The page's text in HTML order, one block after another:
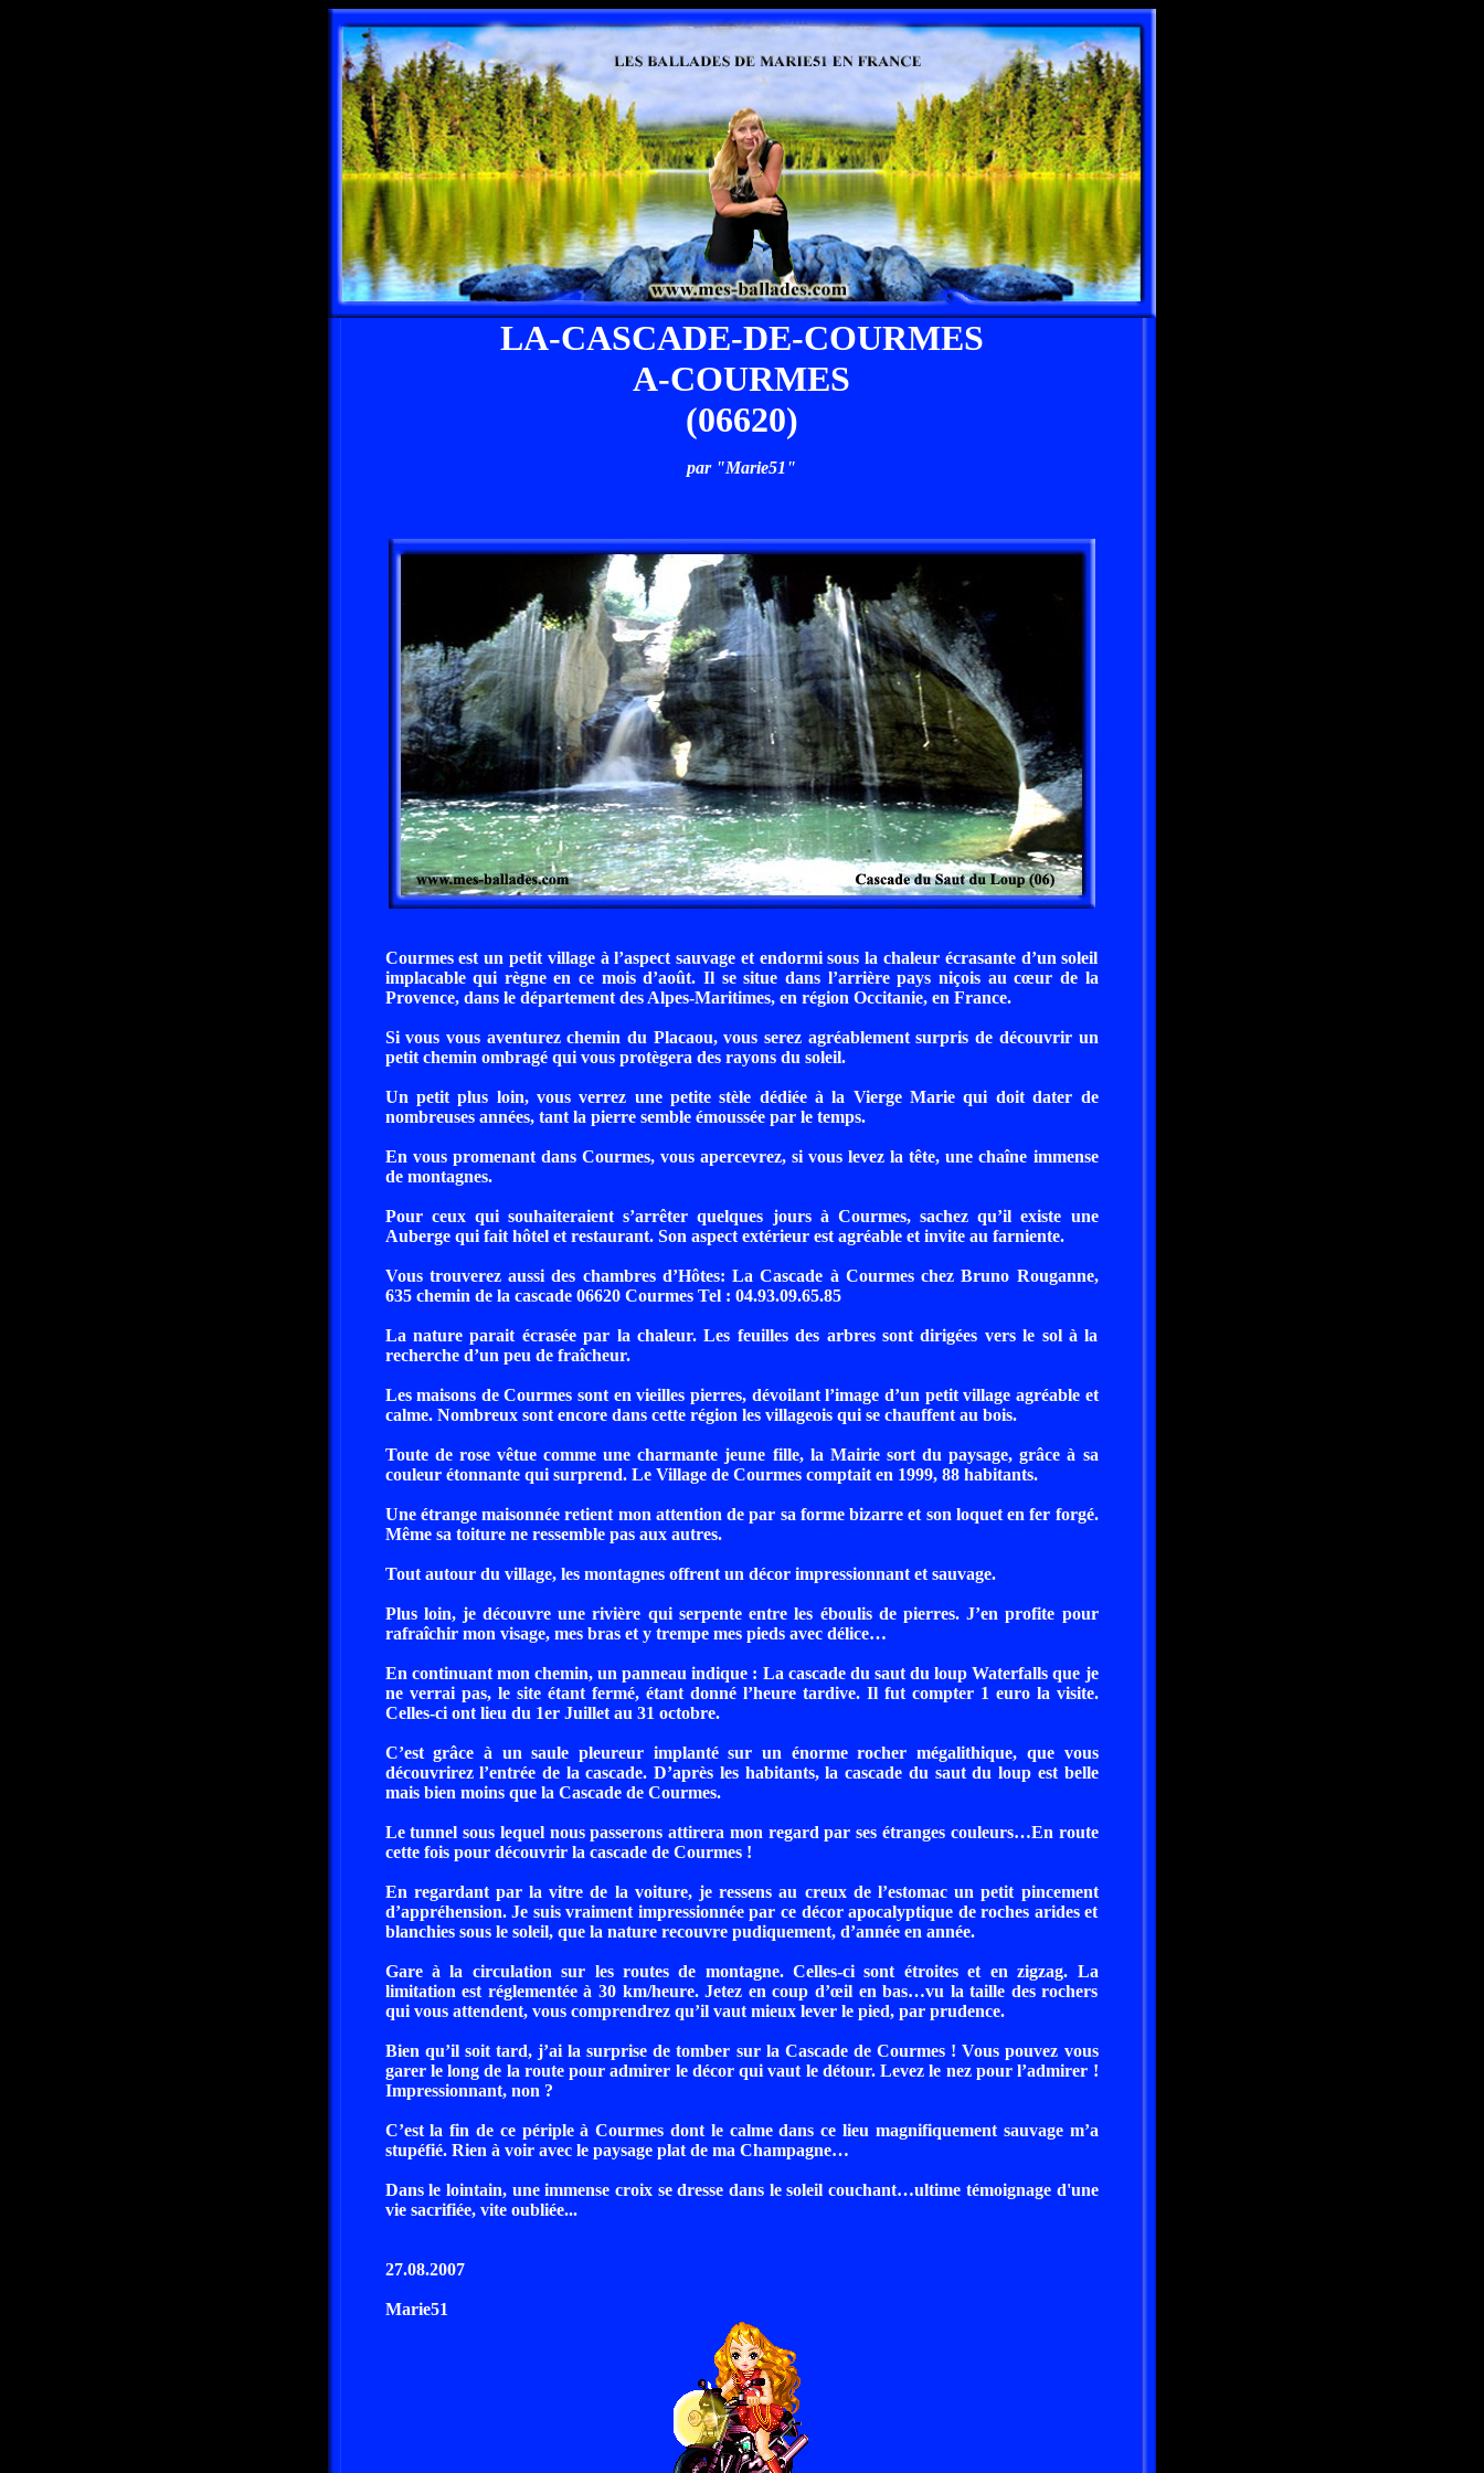
LA-CASCADE-DE-COURMES
A-COURMES
(06620)
par "Marie51"
Courmes est un petit village à l’aspect sauvage et endormi sous la chaleur écrasante d’un soleil
implacable qui règne en ce mois d’août. Il se situe dans l’arrière pays niçois au cœur de la
Provence, dans le département des Alpes-Maritimes, en région Occitanie, en France.
Si vous vous aventurez chemin du Placaou, vous serez agréablement surpris de découvrir un
petit chemin ombragé qui vous protègera des rayons du soleil.
Un petit plus loin, vous verrez une petite stèle dédiée à la Vierge Marie qui doit dater de
nombreuses années, tant la pierre semble émoussée par le temps.
En vous promenant dans Courmes, vous apercevrez, si vous levez la tête, une chaîne immense
de montagnes.
Pour ceux qui souhaiteraient s’arrêter quelques jours à Courmes, sachez qu’il existe une
Auberge qui fait hôtel et restaurant. Son aspect extérieur est agréable et invite au farniente.
Vous trouverez aussi des chambres d’Hôtes: La Cascade à Courmes chez Bruno Rouganne,
635 chemin de la cascade 06620 Courmes Tel : 04.93.09.65.85
La nature parait écrasée par la chaleur. Les feuilles des arbres sont dirigées vers le sol à la
recherche d’un peu de fraîcheur.
Les maisons de Courmes sont en vieilles pierres, dévoilant l’image d’un petit village agréable et
calme. Nombreux sont encore dans cette région les villageois qui se chauffent au bois.
Toute de rose vêtue comme une charmante jeune fille, la Mairie sort du paysage, grâce à sa
couleur étonnante qui surprend. Le Village de Courmes comptait en 1999, 88 habitants.
Une étrange maisonnée retient mon attention de par sa forme bizarre et son loquet en fer forgé.
Même sa toiture ne ressemble pas aux autres.
Tout autour du village, les montagnes offrent un décor impressionnant et sauvage.
Plus loin, je découvre une rivière qui serpente entre les éboulis de pierres. J’en profite pour
rafraîchir mon visage, mes bras et y trempe mes pieds avec délice…
En continuant mon chemin, un panneau indique : La cascade du saut du loup Waterfalls que je
ne verrai pas, le site étant fermé, étant donné l’heure tardive. Il fut compter 1 euro la visite.
Celles-ci ont lieu du 1er Juillet au 31 octobre.
C’est grâce à un saule pleureur implanté sur un énorme rocher mégalithique, que vous
découvrirez l’entrée de la cascade. D’après les habitants, la cascade du saut du loup est belle
mais bien moins que la Cascade de Courmes.
Le tunnel sous lequel nous passerons attirera mon regard par ses étranges couleurs…En route
cette fois pour découvrir la cascade de Courmes !
En regardant par la vitre de la voiture, je ressens au creux de l’estomac un petit pincement
d’appréhension. Je suis vraiment impressionnée par ce décor apocalyptique de roches arides et
blanchies sous le soleil, que la nature recouvre pudiquement, d’année en année.
Gare à la circulation sur les routes de montagne. Celles-ci sont étroites et en zigzag. La
limitation est réglementée à 30 km/heure. Jetez en coup d’œil en bas…vu la taille des rochers
qui vous attendent, vous comprendrez qu’il vaut mieux lever le pied, par prudence.
Bien qu’il soit tard, j’ai la surprise de tomber sur la Cascade de Courmes ! Vous pouvez vous
garer le long de la route pour admirer le décor qui vaut le détour. Levez le nez pour l’admirer !
Impressionnant, non ?
C’est la fin de ce périple à Courmes dont le calme dans ce lieu magnifiquement sauvage m’a
stupéfié. Rien à voir avec le paysage plat de ma Champagne…
Dans le lointain, une immense croix se dresse dans le soleil couchant…ultime témoignage d'une
vie sacrifiée, vite oubliée...
27.08.2007
Marie51